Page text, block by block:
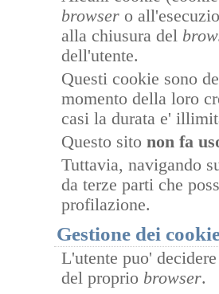
browser o
alla chiusura del
dell'utente.
Questi cookie sono
momento della loro
casi la durata e'
Questo sitonon fa
Tuttavia, navigando
da terze parti che
profilazione.
Gestione dei
L'utente puo'
del proprio browser.